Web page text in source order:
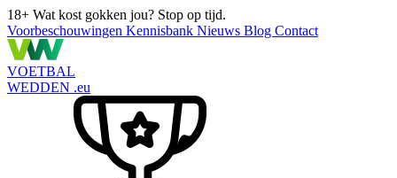
18+ Wat kost gokken jou? Stop op tijd.
Voorbeschouwingen Kennisbank Nieuws Blog Contact
VOETBAL
WEDDEN .eu